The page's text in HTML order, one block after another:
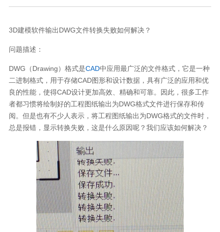
3D建模软件输出DWG文件转换失败如何解决？
问题描述：
DWG（Drawing）格式是CAD中应用最广泛的文件格式，它是一种
二进制格式，用于存储CAD图形和设计数据，具有广泛的应用和优
良的性能，使得CAD设计更加高效、精确和可靠。因此，很多工作
者都习惯将绘制好的工程图纸输出为DWG格式文件进行保存和传
阅。但是也有不少人表示，将工程图纸输出为DWG格式的文件时，
总是报错，显示转换失败，这是什么原因呢？我们应该如何解决？